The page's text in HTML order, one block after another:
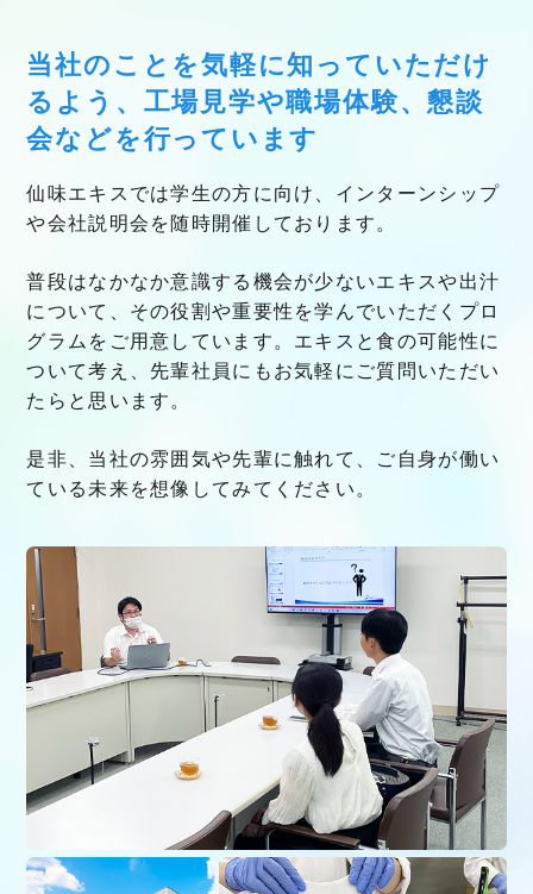
当社のことを気軽に知っていただけ
るよう、 工場見学や職場体験、懇談
会などを行っています
仙味エキスでは学生の方に向け、インターンシップ
や会社説明会を随時開催しております。
普段はなかなか意識する機会が少ないエキスや出汁
について、その役割や重要性を学んでいただくプロ
グラムをご用意しています。エキスと食の可能性に
ついて考え、先輩社員にもお気軽にご質問いただい
たらと思います。
是非、当社の雰囲気や先輩に触れて、ご自身が働い
ている未来を想像してみてください。